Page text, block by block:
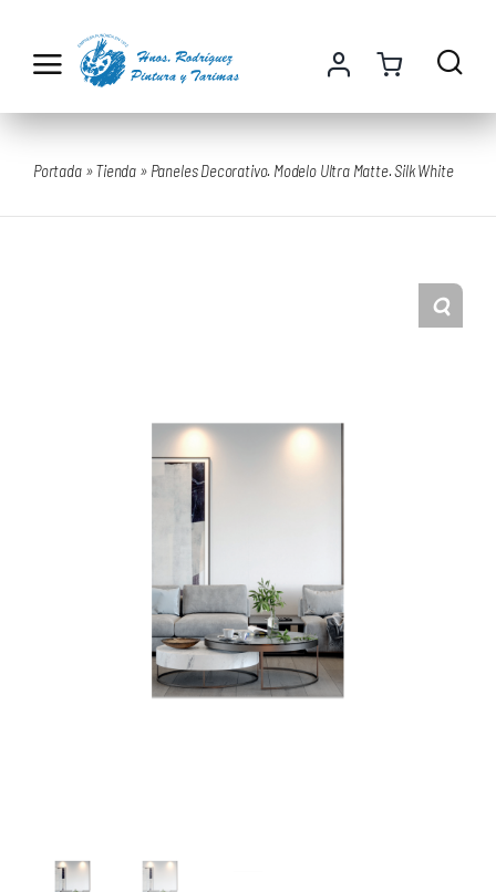
contenido
Portada»Tienda » Paneles Decorativo. Modelo Ultra Matte. Silk White